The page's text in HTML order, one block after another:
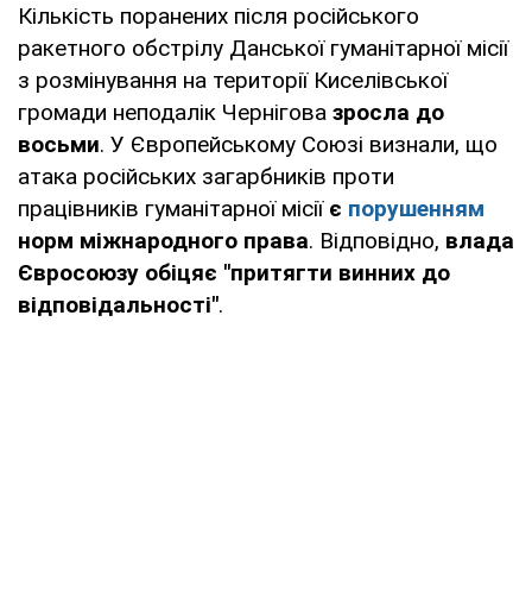
Кількість поранених після російського
ракетного обстрілу Данської гуманітарної місії
з розмінування на території Киселівської
громади неподалік Чернігова зросла до
восьми. У Європейському Союзі визнали, що
атака російських загарбників проти
працівників гуманітарної місіїє порушенням
норм міжнародного права. Відповідно, влада
Євросоюзу обіцяє "притягти винних до
відповідальності".